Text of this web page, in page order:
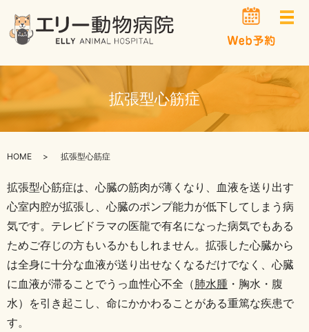
メ
拡張型心筋症
HOME 拡張型心筋症
拡張型心筋症は、心臓の筋肉が薄くなり、血液を送り出す
心室内腔が拡張し、心臓のポンプ能力が低下してしまう病
気です。テレビドラマの医龍で有名になった病気でもある
ためご存じの方もいるかもしれません。 拡張した心臓から
は全身に十分な血液が送り出せなくなるだけでなく、心臓
に血液が滞ることでうっ血性心不全（肺水腫 ・胸水・腹
水）を引き起こし、命にかかわることがある重篤な疾患で
す。